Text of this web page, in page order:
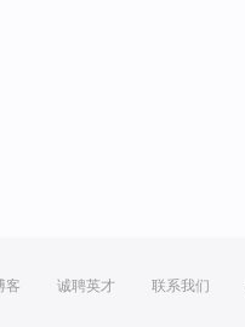
客 诚聘英才 联系我们